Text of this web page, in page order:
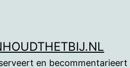
en becommentarieert